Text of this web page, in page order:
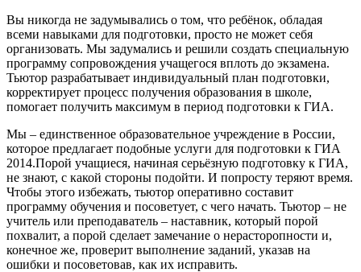
Вы никогда не задумывались о том, что ребёнок, обладая
всеми навыками для подготовки, просто не может себя
организовать. Мы задумались и решили создать специальную
программу сопровождения учащегося вплоть до экзамена.
Тьютор разрабатывает индивидуальный план подготовки,
корректирует процесс получения образования в школе,
помогает получить максимум в период подготовки к ГИА.
Мы – единственное образовательное учреждение в России,
которое предлагает подобные услуги для подготовки к ГИА
2014.Порой учащиеся, начиная серьёзную подготовку к ГИА,
не знают, с какой стороны подойти. И попросту теряют время.
Чтобы этого избежать, тьютор оперативно составит
программу обучения и посоветует, с чего начать. Тьютор – не
учитель или преподаватель – наставник, который порой
похвалит, а порой сделает замечание о нерасторопности и,
конечное же, проверит выполнение заданий, указав на
ошибки и посоветовав, как их исправить.